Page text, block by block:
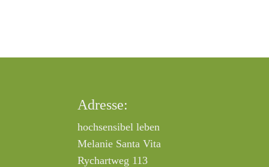
Adresse:
hochsensibel leben
Melanie Santa Vita
Rychartweg 113